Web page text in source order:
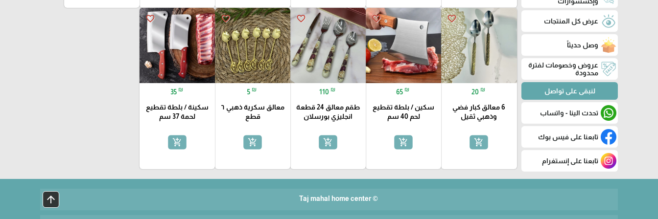
عرض كل المنتجات
وصل حديثاً
عروض وخصومات لفترة
محدودة
لنبقى على تواصل
تحدث الينا - واتساب
تابعنا على فيس بوك
تابعنا على إنستغرام
favorite_border
20 ₪
6 معالق كبار فضي
وذهبي ثقيل
add_shopping_cart
favorite_border
65 ₪
سكين / بلطة تقطيع
لحم 40 سم
add_shopping_cart
favorite_border
110 ₪
طقم معالق 24 قطعة
انجليزي بورسلان
add_shopping_cart
favorite_border
5 ₪
معالق سكرية ذهبي ٦
قطع
add_shopping_cart
favorite_border
35 ₪
سكينة / بلطة تقطيع
لحمة 37 سم
add_shopping_cart
© Taj mahal home center
arrow_upward